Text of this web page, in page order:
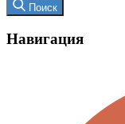
Поиск
Навигация